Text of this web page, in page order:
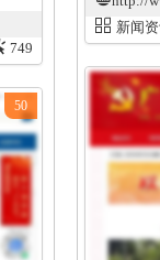
749
50
新闻